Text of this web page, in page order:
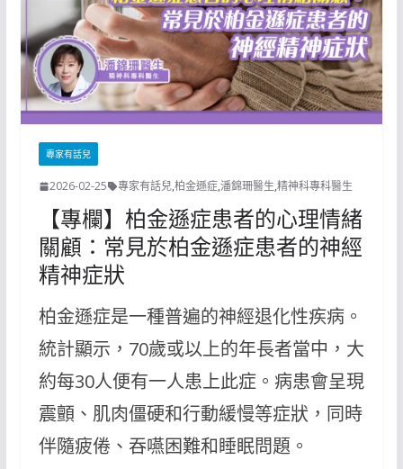
專家有話兒
2026-02-25 專家有話兒,柏金遜症,潘錦珊醫生,精神科專科醫生
【專欄】柏金遜症患者的心理情緒
關顧：常見於柏金遜症患者的神經
精神症狀
柏金遜症是一種普遍的神經退化性疾病。
統計顯示，70歲或以上的年長者當中，大
約每30人便有一人患上此症。病患會呈現
震顫、肌肉僵硬和行動緩慢等症狀，同時
伴隨疲倦、吞嚥困難和睡眠問題。